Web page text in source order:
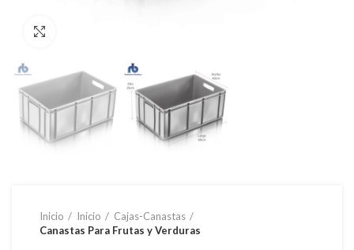
Inicio Inicio
Cajas-Canastas
Canastas Para Frutas y Verduras